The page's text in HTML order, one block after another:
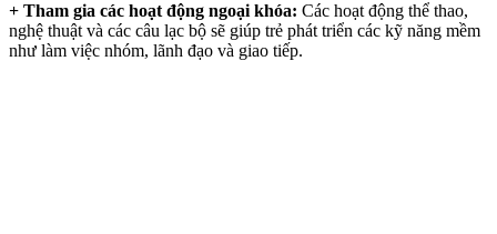
+ Tham gia các hoạt động ngoại khóa: Các hoạt động thể thao,
nghệ thuật và các câu lạc bộ sẽ giúp trẻ phát triển các kỹ năng mềm
như làm việc nhóm, lãnh đạo và giao tiếp.